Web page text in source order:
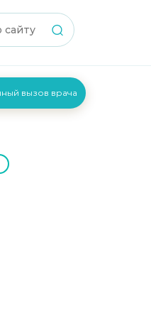
вызов врача